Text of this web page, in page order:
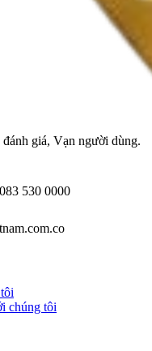
giá, Vạn người dùng.
083 530 0000
chúng tôi